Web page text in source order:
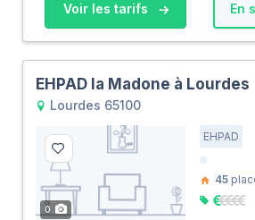
Voir les tarifs En
EHPAD la Madone à Lourdes
Lourdes 65100
0
EHPAD
45